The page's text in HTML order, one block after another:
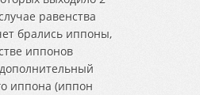
равенства
брались иппоны,
иппонов
иппона (иппон